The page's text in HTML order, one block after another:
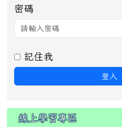
密碼
記住我
登入
線上學習專區